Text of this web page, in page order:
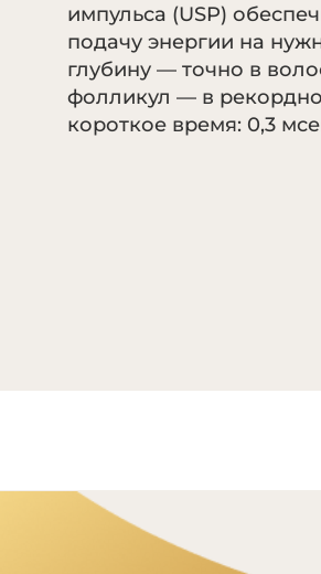
импульса (USP)
подачу энергии на
глубину — точно в
фолликул — в рекордно
короткое время: 0,3